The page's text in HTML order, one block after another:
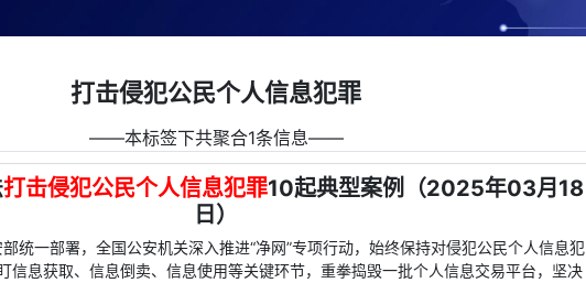
打击侵犯公民个人信息犯罪
――本标签下共聚合1条信息――
打击侵犯公民个人信息犯罪10起典型案例（2025年03月18
日）
统一部署，全国公安机关深入推进“净网”专项行动，始终保持对侵犯公民个人信息犯
信息获取、信息倒卖、信息使用等关键环节，重拳捣毁一批个人信息交易平台，坚决